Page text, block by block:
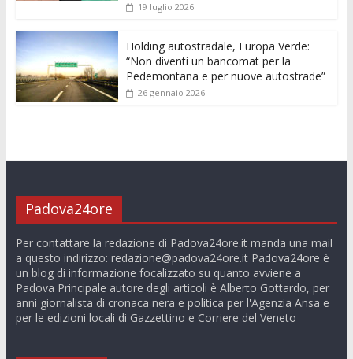
19 luglio 2026
Holding autostradale, Europa Verde:
“Non diventi un bancomat per la
Pedemontana e per nuove autostrade”
26 gennaio 2026
Padova24ore
Per contattare la redazione di Padova24ore.it manda una mail
a questo indirizzo: redazione@padova24ore.itPadova24ore è
un blog di informazione focalizzato su quanto avviene a
Padova Principale autore degli articoli è Alberto Gottardo, per
anni giornalista di cronaca nera e politica per l'Agenzia Ansa e
per le edizioni locali di Gazzettino e Corriere del Veneto